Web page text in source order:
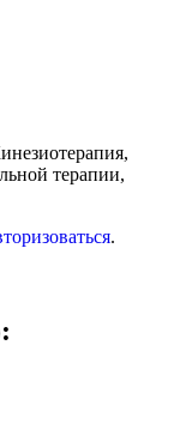
терапии,
.